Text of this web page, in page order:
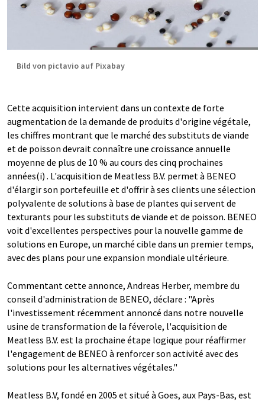
Bild von pictavio auf Pixabay
Cette acquisition intervient dans un contexte de forte
augmentation de la demande de produits d'origine végétale,
les chiffres montrant que le marché des substituts de viande
et de poisson devrait connaître une croissance annuelle
moyenne de plus de 10 % au cours des cinq prochaines
années(i) . L'acquisition de Meatless B.V. permet à BENEO
d'élargir son portefeuille et d'offrir à ses clients une sélection
polyvalente de solutions à base de plantes qui servent de
texturants pour les substituts de viande et de poisson. BENEO
voit d'excellentes perspectives pour la nouvelle gamme de
solutions en Europe, un marché cible dans un premier temps,
avec des plans pour une expansion mondiale ultérieure.
Commentant cette annonce, Andreas Herber, membre du
conseil d'administration de BENEO, déclare : "Après
l'investissement récemment annoncé dans notre nouvelle
usine de transformation de la féverole, l'acquisition de
Meatless B.V. est la prochaine étape logique pour réaffirmer
l'engagement de BENEO à renforcer son activité avec des
solutions pour les alternatives végétales."
Meatless B.V, fondé en 2005 et situé à Goes, aux Pays-Bas, est